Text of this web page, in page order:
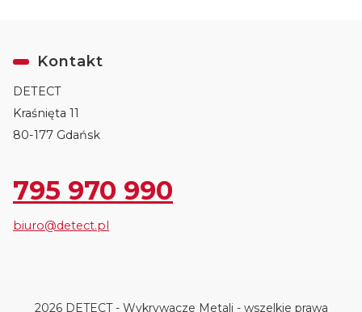
Kontakt
DETECT
Kraśnięta 11
80-177 Gdańsk
795 970 990
biuro@detect.pl
2026 DETECT - Wykrywacze Metali - wszelkie prawa